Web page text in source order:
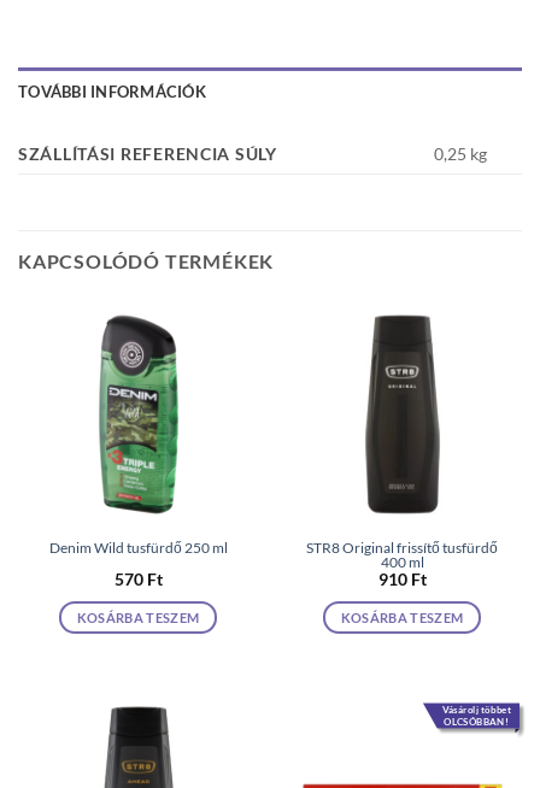
TOVÁBBI INFORMÁCIÓK
SZÁLLÍTÁSI REFERENCIA SÚLY 0,25 kg
KAPCSOLÓDÓ TERMÉKEK
Denim Wild tusfürdő 250 ml
570 Ft
KOSÁRBA TESZEM
STR8 Original frissítő tusfürdő
400 ml
910 Ft
KOSÁRBA TESZEM
Vásárolj többet
OLCSÓBBAN!